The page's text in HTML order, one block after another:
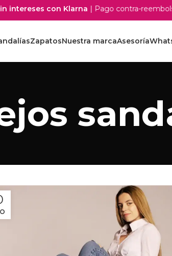
ZapatosNuestra marcaAsesoría
con Klarna| Pago contra-reembolso